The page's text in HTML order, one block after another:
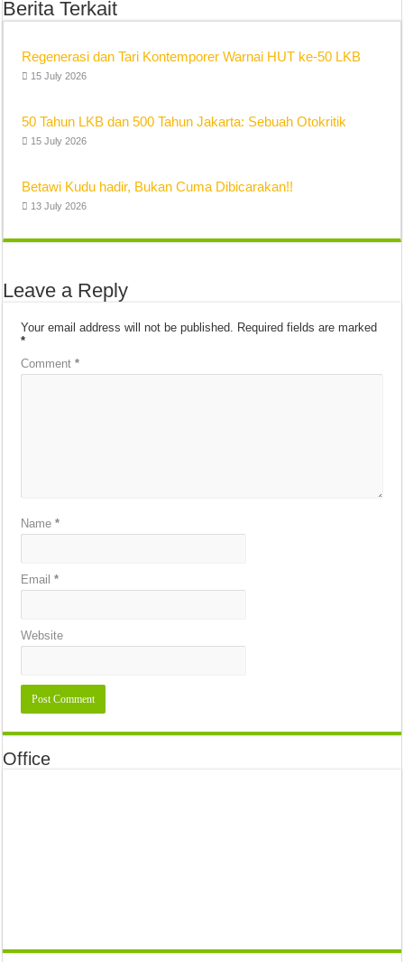
Berita Terkait
Regenerasi dan Tari Kontemporer Warnai HUT ke-50 LKB
15 July 2026
50 Tahun LKB dan 500 Tahun Jakarta: Sebuah Otokritik
15 July 2026
Betawi Kudu hadir, Bukan Cuma Dibicarakan!!
13 July 2026
Leave a Reply
Your email address will not be published. Required fields are marked
*
Comment*
Name*
Email*
Website
Office